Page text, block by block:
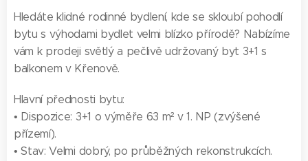
Hledáte klidné rodinné bydlení, kde se skloubí pohodlí
bytu s výhodami bydlet velmi blízko přírodě? Nabízíme
vám k prodeji světlý a pečlivě udržovaný byt 3+1 s
balkonem v Křenově.
Hlavní přednosti bytu:
• Dispozice: 3+1 o výměře 63 m² v 1. NP (zvýšené
přízemí).
• Stav: Velmi dobrý, po průběžných rekonstrukcích.